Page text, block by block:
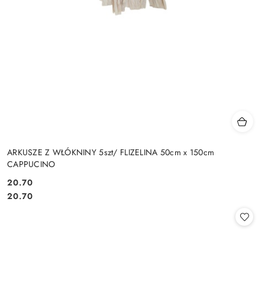
ARKUSZE Z WŁÓKNINY 5szt/ FLIZELINA 50cm x 150cm
CAPPUCINO
Cena:
20.70
Cena:
20.70